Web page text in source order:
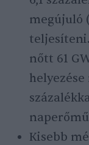
megújuló
nőtt 61
Kisebb